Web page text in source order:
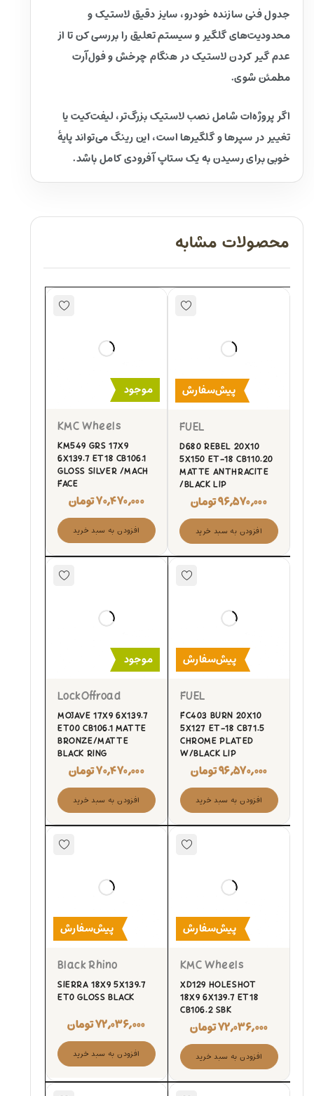
جدول فنی سازنده خودرو، سایز دقیق لاستیک و
محدودیت‌های گلگیر و سیستم تعلیق را بررسی کن تا از
عدم گیر کردن لاستیک در هنگام چرخش و فول‌آرت
مطمئن شوی.
اگر پروژه‌ات شامل نصب لاستیک بزرگ‌تر، لیفت‌کیت یا
تغییر در سپرها و گلگیرها است، این رینگ می‌تواند پایهٔ
خوبی برای رسیدن به یک ستاپ آفرودی کامل باشد.
محصولات مشابه
پیش‌سفارش
FUEL
D680 REBEL 20X10
5X150 ET-18 CB110.20
MATTE ANTHRACITE
/BLACK LIP
۹۶,۵۷۰,۰۰۰تومان
افزودن به سبد خرید
موجود
KMC Wheels
KM549 GRS 17X9
6X139.7 ET18 CB106.1
GLOSS SILVER /MACH
FACE
۷۰,۴۷۰,۰۰۰تومان
افزودن به سبد خرید
پیش‌سفارش
FUEL
FC403 BURN 20X10
5X127 ET-18 CB71.5
CHROME PLATED
W/BLACK LIP
۹۶,۵۷۰,۰۰۰تومان
افزودن به سبد خرید
موجود
LockOffroad
MOJAVE 17X9 6X139.7
ET00 CB106.1 MATTE
BRONZE/MATTE
BLACK RING
۷۰,۴۷۰,۰۰۰تومان
افزودن به سبد خرید
پیش‌سفارش
KMC Wheels
XD129 HOLESHOT
18X9 6X139.7 ET18
CB106.2 SBK
۷۲,۰۳۶,۰۰۰تومان
افزودن به سبد خرید
پیش‌سفارش
Black Rhino
SIERRA 18X9 5X139.7
ET0 GLOSS BLACK
۷۲,۰۳۶,۰۰۰تومان
افزودن به سبد خرید